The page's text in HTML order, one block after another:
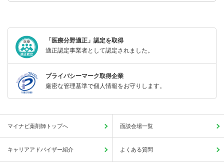
「医療分野適正」認定を取得
適正認定事業者として認定されました。
プライバシーマーク取得企業
厳密な管理基準で個人情報をお守りします。
マイナビ薬剤師トップへ 面談会場一覧
キャリアアドバイザー紹介 よくある質問